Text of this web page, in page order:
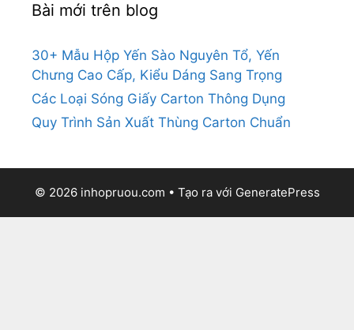
Bài mới trên blog
30+ Mẫu Hộp Yến Sào Nguyên Tổ, Yến
Chưng Cao Cấp, Kiểu Dáng Sang Trọng
Các Loại Sóng Giấy Carton Thông Dụng
Quy Trình Sản Xuất Thùng Carton Chuẩn
© 2026 inhopruou.com • Tạo ra với GeneratePress